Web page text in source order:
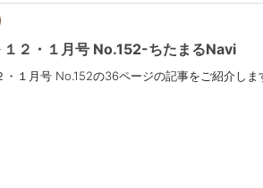
１２・１月号 No.152-ちたまるNavi
１月号 No.152の36ページの記事をご紹介しま